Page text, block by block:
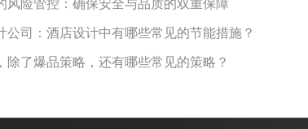
险管控：确保安全与品质的双重保障
司：酒店设计中有哪些常见的节能措施？
除了爆品策略，还有哪些常见的策略？